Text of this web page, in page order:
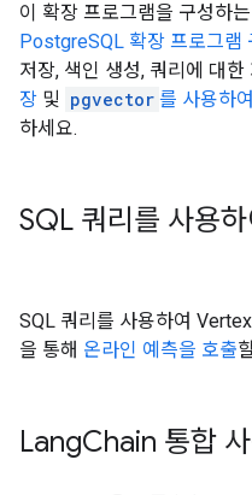
이 확장 프로그램을 구성하
PostgreSQL 확장 프로그램
저장, 색인 생성, 쿼리에 대한
장 및 pgvector 를 사용하
하세요.
SQL 쿼리를 사용
SQL 쿼리를 사용하여
을 통해 온라인 예측을 호출
LangChain 통합